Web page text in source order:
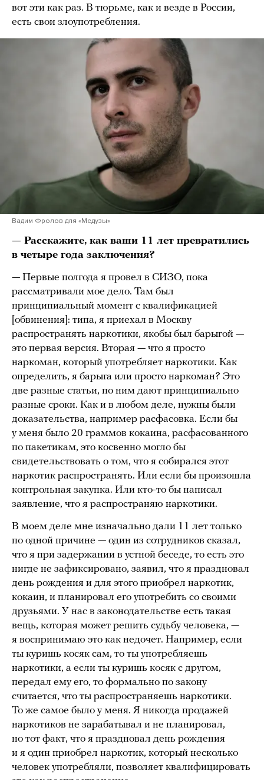
вот эти как раз. В тюрьме, как и везде в России,
есть свои злоупотребления.
Вадим Фролов для «Медузы»
— Расскажите, как ваши 11 лет превратились
в четыре года заключения?
— Первые полгода я провел в СИЗО, пока
рассматривали мое дело. Там был
принципиальный момент с квалификацией
[обвинения]: типа, я приехал в Москву
распространять наркотики, якобы был барыгой —
это первая версия. Вторая — что я просто
наркоман, который употребляет наркотики. Как
определить, я барыга или просто наркоман? Это
две разные статьи, по ним дают принципиально
разные сроки. Как и в любом деле, нужны были
доказательства, например расфасовка. Если бы
у меня было 20 граммов кокаина, расфасованного
по пакетикам, это косвенно могло бы
свидетельствовать о том, что я собирался этот
наркотик распространять. Или если бы произошла
контрольная закупка. Или кто-то бы написал
заявление, что я распространяю наркотики.
В моем деле мне изначально дали 11 лет только
по одной причине — один из сотрудников сказал,
что я при задержании в устной беседе, то есть это
нигде не зафиксировано, заявил, что я праздновал
день рождения и для этого приобрел наркотик,
кокаин, и планировал его употребить со своими
друзьями. У нас в законодательстве есть такая
вещь, которая может решить судьбу человека, —
я воспринимаю это как недочет. Например, если
ты куришь косяк сам, то ты употребляешь
наркотики, а если ты куришь косяк с другом,
передал ему его, то формально по закону
считается, что ты распространяешь наркотики.
То же самое было у меня. Я никогда продажей
наркотиков не зарабатывал и не планировал,
но тот факт, что я праздновал день рождения
и я один приобрел наркотик, который несколько
человек употребляли, позволяет квалифицировать